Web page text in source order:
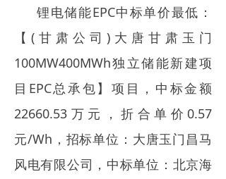
锂电储能EPC中标单价最低：
【(甘肃公司)大唐甘肃玉门
100MW400MWh独立储能新建项
目EPC总承包】项目，中标金额
22660.53万元，折合单价0.57
元/Wh，招标单位：大唐玉门昌马
风电有限公司，中标单位：北京海